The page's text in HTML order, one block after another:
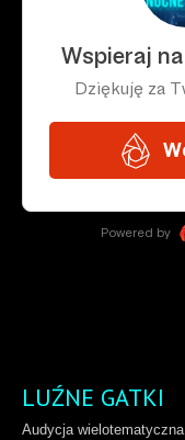
LUŹNE GATKI
Audycja